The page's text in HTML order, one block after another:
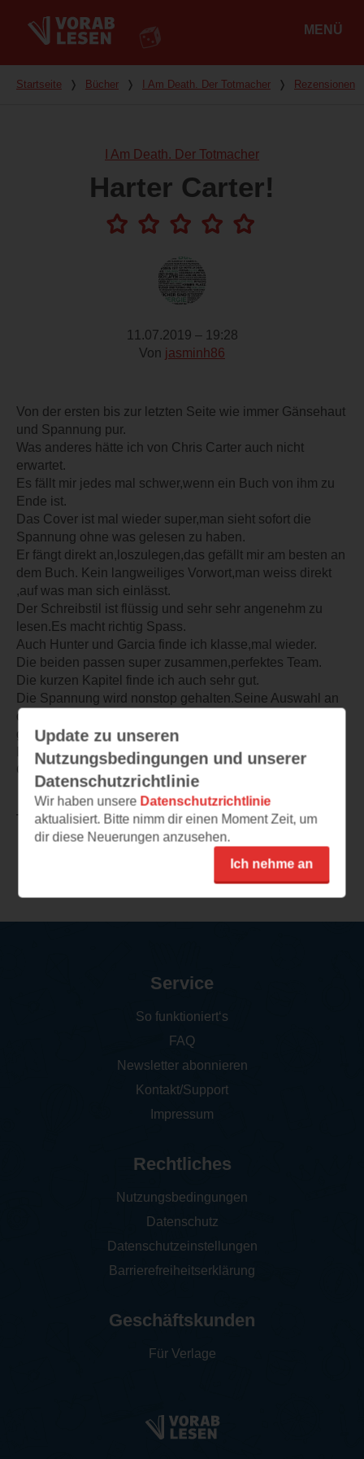
MENÜ
Du bist hier
Startseite ❭ Bücher ❭ I Am Death. Der Totmacher ❭ Rezensionen
I Am Death. Der Totmacher
Harter Carter!
11.07.2019 – 19:28
Von jasminh86
Von der ersten bis zur letzten Seite wie immer Gänsehaut
und Spannung pur.
Was anderes hätte ich von Chris Carter auch nicht
erwartet.
Es fällt mir jedes mal schwer,wenn ein Buch von ihm zu
Ende ist.
Das Cover ist mal wieder super,man sieht sofort die
Spannung ohne was gelesen zu haben.
Er fängt direkt an,loszulegen,das gefällt mir am besten an
dem Buch. Kein langweiliges Vorwort,man weiss direkt
,auf was man sich einlässt.
Der Schreibstil ist flüssig und sehr sehr angenehm zu
lesen.Es macht richtig Spass.
Auch Hunter und Garcia finde ich klasse,mal wieder.
Die beiden passen super zusammen,perfektes Team.
Die kurzen Kapitel finde ich auch sehr gut.
Die Spannung wird nonstop gehalten.Seine Auswahl an
den jetzigen Psychophaten ist hier auch wieder sehr gut
gelungen.
Ich bin begeistert von dem Buch,von Hunter ,Garcia und
Carter natürlich ,top wie immer,Daumen hoch.
TEILEN
Update zu unseren
Nutzungsbedingungen und unserer
Datenschutzrichtlinie
Wir haben unsere Datenschutzrichtlinie
aktualisiert. Bitte nimm dir einen Moment Zeit, um
dir diese Neuerungen anzusehen.
Ich nehme an
Service
So funktioniert‘s
FAQ
Newsletter abonnieren
Kontakt/Support
Impressum
Rechtliches
Nutzungsbedingungen
Datenschutz
Datenschutzeinstellungen
Barrierefreiheitserklärung
Geschäftskunden
Für Verlage